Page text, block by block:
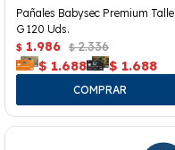
Pañales Babysec Premium Talle
G 120 Uds.
$ 1.986 $ 2.336
$ 1.688 $ 1.688